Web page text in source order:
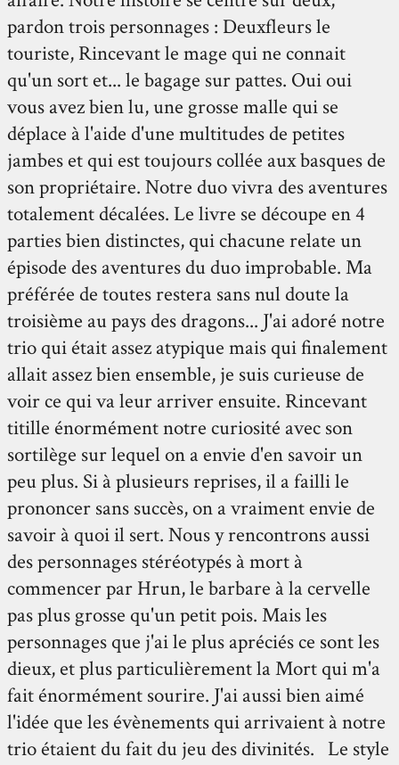
pardon trois personnages : Deuxfleurs le
touriste, Rincevant le mage qui ne connait
qu'un sort et... le bagage sur pattes. Oui oui
vous avez bien lu, une grosse malle qui se
déplace à l'aide d'une multitudes de petites
jambes et qui est toujours collée aux basques de
son propriétaire. Notre duo vivra des aventures
totalement décalées. Le livre se découpe en 4
parties bien distinctes, qui chacune relate un
épisode des aventures du duo improbable. Ma
préférée de toutes restera sans nul doute la
troisième au pays des dragons... J'ai adoré notre
trio qui était assez atypique mais qui finalement
allait assez bien ensemble, je suis curieuse de
voir ce qui va leur arriver ensuite. Rincevant
titille énormément notre curiosité avec son
sortilège sur lequel on a envie d'en savoir un
peu plus. Si à plusieurs reprises, il a failli le
prononcer sans succès, on a vraiment envie de
savoir à quoi il sert. Nous y rencontrons aussi
des personnages stéréotypés à mort à
commencer par Hrun, le barbare à la cervelle
pas plus grosse qu'un petit pois. Mais les
personnages que j'ai le plus apréciés ce sont les
dieux, et plus particulièrement la Mort qui m'a
fait énormément sourire. J'ai aussi bien aimé
l'idée que les évènements qui arrivaient à notre
trio étaient du fait du jeu des divinités. Le style